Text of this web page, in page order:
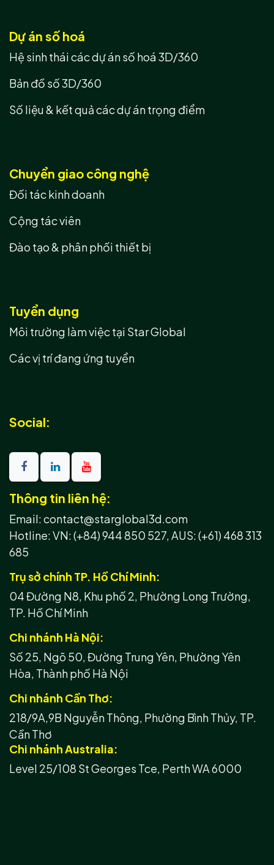
Thông tin liên hệ:
Email: contact@starglobal3d.com
Hotline:VN: (+84) 944 850 527,AUS: (+61) 468 313
685
Trụ sở chính TP. Hồ Chí Minh:
04 Đường N8, Khu phố 2, Phường Long Trường,
TP. Hồ Chí Minh
Chi nhánh Hà Nội:
Số 25, Ngõ 50, Đường Trung Yên, Phường Yên
Hòa, Thành phố Hà Nội
Chi nhánh Cần Thơ:
218/9A,9B Nguyễn Thông, Phường Bình Thủy, TP.
Cần Thơ
Chi nhánh Australia:
Level 25/108 St Georges Tce, Perth WA 6000
Social:
Dự án số hoá
Hệ sinh thái các dự án số hoá 3D/360
Bản đồ số 3D/360
Số liệu & kết quả các dự án trọng điểm
Chuyển giao công nghệ
Đối tác kinh doanh
Cộng tác viên
Đào tạo & phân phối thiết bị
Tuyển dụng
Môi trường làm việc tại Star Global
Các vị trí đang ứng tuyển